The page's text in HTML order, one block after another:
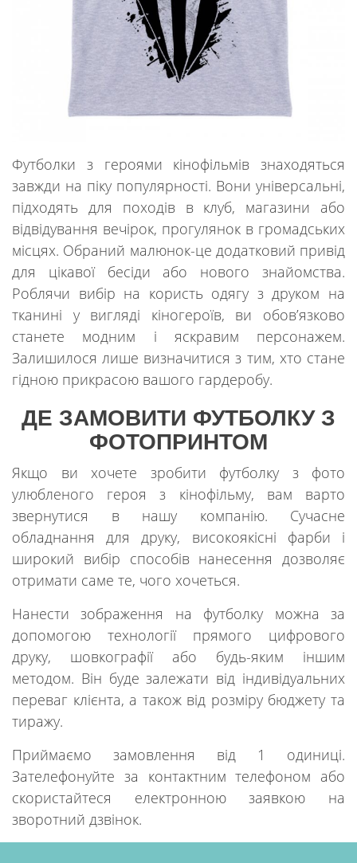
Футболки з героями кінофільмів знаходяться
завжди на піку популярності. Вони універсальні,
підходять для походів в клуб, магазини або
відвідування вечірок, прогулянок в громадських
місцях. Обраний малюнок-це додатковий привід
для цікавої бесіди або нового знайомства.
Роблячи вибір на користь одягу з друком на
тканині у вигляді кіногероїв, ви обов’язково
станете модним і яскравим персонажем.
Залишилося лише визначитися з тим, хто стане
гідною прикрасою вашого гардеробу.
ДЕ ЗАМОВИТИ ФУТБОЛКУ З
ФОТОПРИНТОМ
Якщо ви хочете зробити футболку з фото
улюбленого героя з кінофільму, вам варто
звернутися в нашу компанію. Сучасне
обладнання для друку, високоякісні фарби і
широкий вибір способів нанесення дозволяє
отримати саме те, чого хочеться.
Нанести зображення на футболку можна за
допомогою технології прямого цифрового
друку, шовкографії або будь-яким іншим
методом. Він буде залежати від індивідуальних
переваг клієнта, а також від розміру бюджету та
тиражу.
Приймаємо замовлення від 1 одиниці.
Зателефонуйте за контактним телефоном або
скористайтеся електронною заявкою на
зворотний дзвінок.